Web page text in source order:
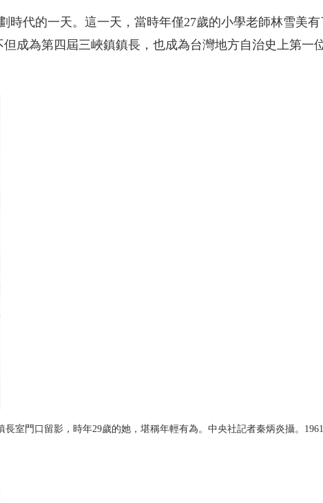
時代的一天。這一天，當時年僅27歲的小學老師林雪美
成為第四屆三峽鎮鎮長，也成為台灣地方自治史上第一
室門口留影，時年29歲的她，堪稱年輕有為。中央社記者秦炳炎攝。